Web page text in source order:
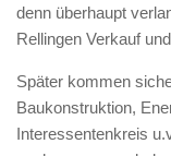
denn überhaupt
Rellingen Verkauf
Später kommen
Baukonstruktion,
Interessentenkreis